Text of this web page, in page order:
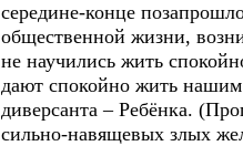
середине-конце
общественной жизни,
не научились жить
дают спокойно жить нашим
диверсанта – Ребёнка.
сильно-навящевых злых